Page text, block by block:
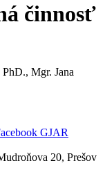
činnosť
Mgr. Jana
20, Prešov